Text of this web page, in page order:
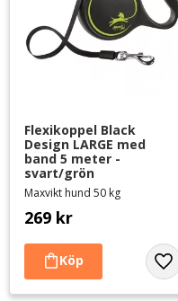
Flexikoppel Black
Design LARGE med
band 5 meter -
svart/grön
Maxvikt hund 50 kg
269 kr